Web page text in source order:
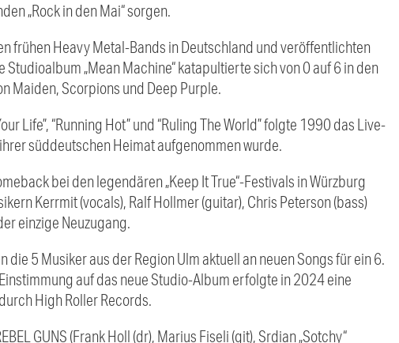
„Rock in den Mai“ sorgen.
frühen Heavy Metal-Bands in Deutschland und veröffentlichten
„Mean Machine“ katapultierte sich von 0 auf 6 in den
Maiden, Scorpions und Deep Purple.
Life”, “Running Hot” und “Ruling The World” folgte 1990 das Live-
süddeutschen Heimat aufgenommen wurde.
bei den legendären „Keep It True“-Festivals in Würzburg
Kerrmit (vocals), Ralf Hollmer (guitar), Chris Peterson (bass)
einzige Neuzugang.
5 Musiker aus der Region Ulm aktuell an neuen Songs für ein 6.
auf das neue Studio-Album erfolgte in 2024 eine
High Roller Records.
GUNS (Frank Holl (dr), Marius Fiseli (git), Srdian „Sotchy“